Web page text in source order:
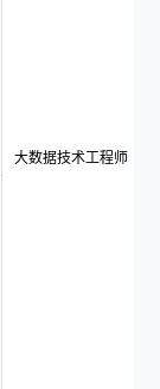
大数据技术工程师